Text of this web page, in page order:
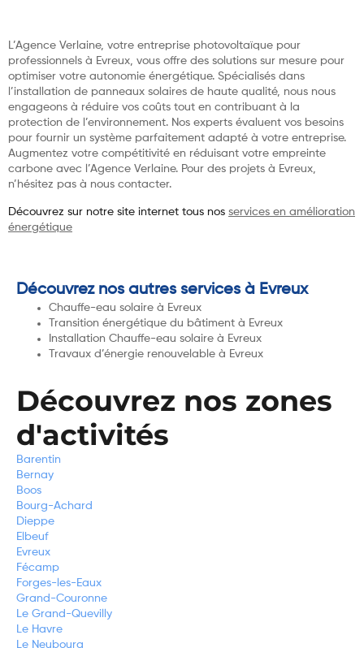
L’Agence Verlaine, votre entreprise photovoltaïque pour
professionnels à Evreux, vous offre des solutions sur mesure pour
optimiser votre autonomie énergétique. Spécialisés dans
l’installation de panneaux solaires de haute qualité, nous nous
engageons à réduire vos coûts tout en contribuant à la
protection de l’environnement. Nos experts évaluent vos besoins
pour fournir un système parfaitement adapté à votre entreprise.
Augmentez votre compétitivité en réduisant votre empreinte
carbone avec l’Agence Verlaine. Pour des projets à Evreux,
n’hésitez pas à nous contacter.
Découvrez sur notre site internet tous nos services en amélioration
énergétique
Découvrez nos autres services à Evreux
Chauffe-eau solaire à Evreux
Transition énergétique du bâtiment à Evreux
Installation Chauffe-eau solaire à Evreux
Travaux d’énergie renouvelable à Evreux
Découvrez nos zones
d'activités
Barentin
Bernay
Boos
Bourg-Achard
Dieppe
Elbeuf
Evreux
Fécamp
Forges-les-Eaux
Grand-Couronne
Le Grand-Quevilly
Le Havre
Le Neubourg